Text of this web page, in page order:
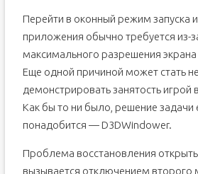
Перейти в оконный режим запуска
приложения обычно требуется из-
максимального разрешения экрана
Еще одной причиной может стать
демонстрировать занятость
Как бы то ни было, решение задачи
понадобится — D3DWindower.
Проблема восстановления
вызывается отключением второго